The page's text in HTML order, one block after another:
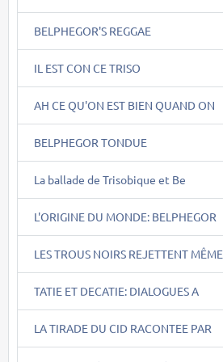
BELPHEGOR'S REGGAE
IL EST CON CE TRISO
AH CE QU'ON EST BIEN QUAND ON
BELPHEGOR TONDUE
La ballade de Trisobique et Be
L'ORIGINE DU MONDE: BELPHEGOR
LES TROUS NOIRS REJETTENT MÊME
TATIE ET DECATIE: DIALOGUES A
LA TIRADE DU CID RACONTEE PAR